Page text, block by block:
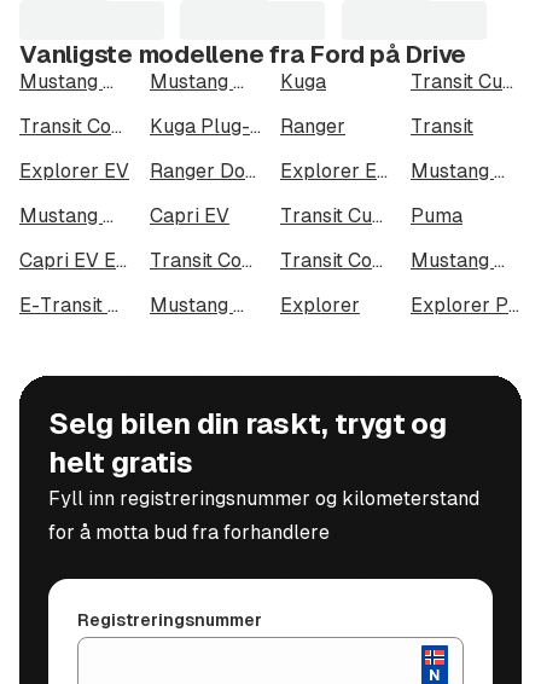
Vanligste modellene fra Ford på Drive
Mustang Mach-E Mustang Mach-E Long Range AWD Kuga
Transit Custom
Transit Connect
Kuga Plug-In Hybrid Ranger
Transit
Explorer EV
Ranger Dobbelcab Explorer EV Extended Range AWD
Mustang Mach-E GT
Mustang Mach-E Long Range
Capri EV Transit Custom 320
Puma
Capri EV Extended Range AWD
Transit Connect 240 LWB Transit Courier
Mustang Mach-E Standard Range AWD
E-Transit Custom 320
Mustang Mach-E Standard Range Explorer Explorer Plug-In Hybrid
Selg bilen din raskt, trygt og
helt gratis
Fyll inn registreringsnummer og kilometerstand
for å motta bud fra forhandlere
Registreringsnummer